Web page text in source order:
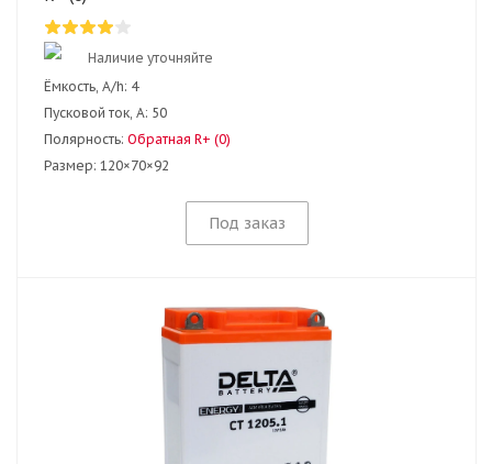
Наличие уточняйте
Ёмкость, A/h: 4
Пусковой ток, А: 50
Полярность: Обратная R+ (0)
Размер: 120×70×92
Под заказ